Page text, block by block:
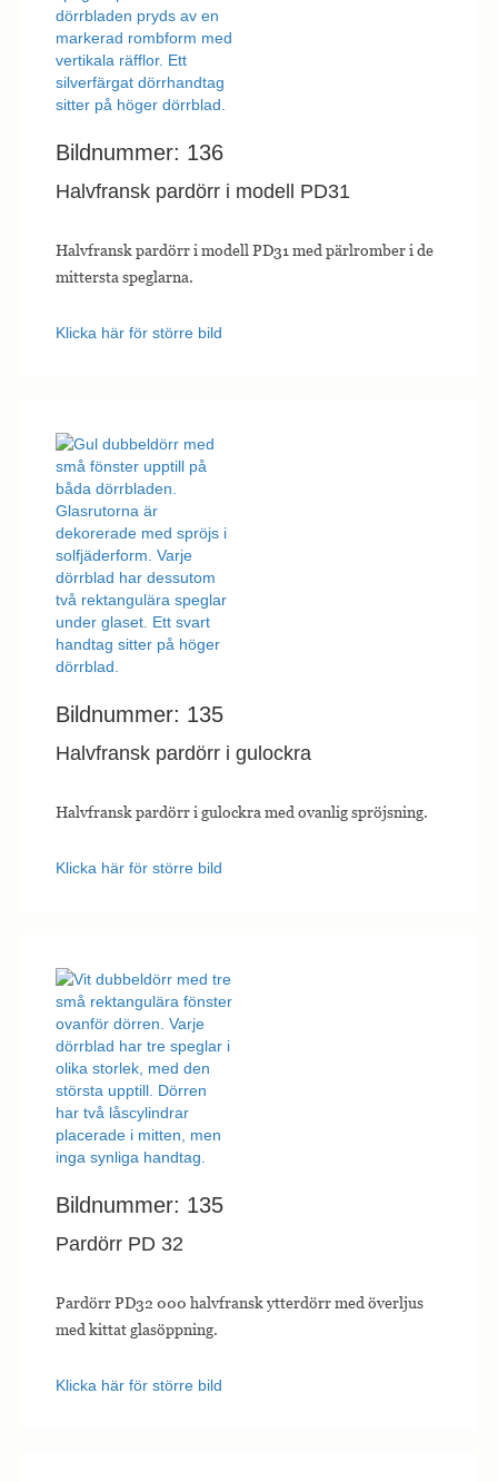
Bildnummer: 136
Halvfransk pardörr i modell PD31
Halvfransk pardörr i modell PD31 med pärlromber i de
mittersta speglarna.
Klicka här för större bild
Bildnummer: 135
Halvfransk pardörr i gulockra
Halvfransk pardörr i gulockra med ovanlig spröjsning.
Klicka här för större bild
Bildnummer: 135
Pardörr PD 32
Pardörr PD32 000 halvfransk ytterdörr med överljus
med kittat glasöppning.
Klicka här för större bild